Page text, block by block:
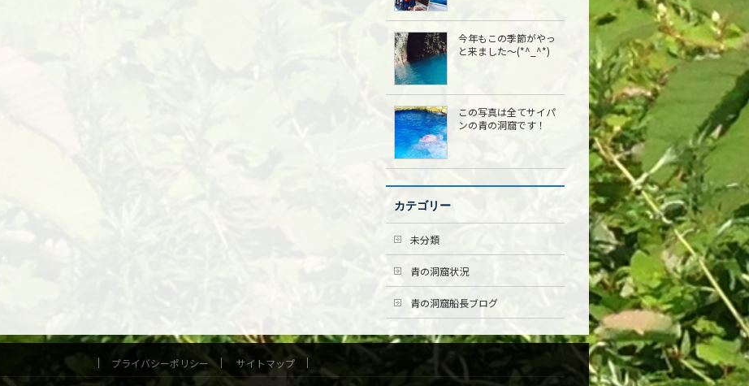
今年もこの季節がやっ
と来ました〜(*^_^*)
この写真は全てサイパ
ンの青の洞窟です！
カテゴリー
未分類
青の洞窟状況
青の洞窟船長ブログ
プライバシーポリシー サイトマップ